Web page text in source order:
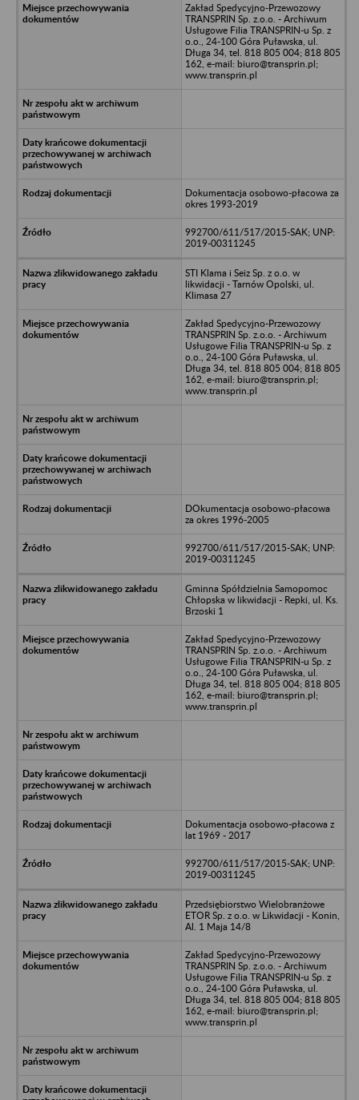
Zakład Spedycyjno-Przewozowy
TRANSPRIN Sp. z.o.o. - Archiwum
Usługowe Filia TRANSPRIN-u Sp. z
o.o., 24-100 Góra Puławska, ul.
Długa 34, tel. 818 805 004; 818 805
162, e-mail: biuro@transprin.pl;
www.transprin.pl
Dokumentacja osobowo-płacowa za
okres 1993-2019
992700/611/517/2015-SAK; UNP:
2019-00311245
STI Klama i Seiz Sp. z o.o. w
likwidacji - Tarnów Opolski, ul.
Klimasa 27
Zakład Spedycyjno-Przewozowy
TRANSPRIN Sp. z.o.o. - Archiwum
Usługowe Filia TRANSPRIN-u Sp. z
o.o., 24-100 Góra Puławska, ul.
Długa 34, tel. 818 805 004; 818 805
162, e-mail: biuro@transprin.pl;
www.transprin.pl
DOkumentacja osobowo-płacowa
za okres 1996-2005
992700/611/517/2015-SAK; UNP:
2019-00311245
Gminna Spółdzielnia Samopomoc
Chłopska w likwidacji - Repki, ul. Ks.
Brzoski 1
Zakład Spedycyjno-Przewozowy
TRANSPRIN Sp. z.o.o. - Archiwum
Usługowe Filia TRANSPRIN-u Sp. z
o.o., 24-100 Góra Puławska, ul.
Długa 34, tel. 818 805 004; 818 805
162, e-mail: biuro@transprin.pl;
www.transprin.pl
Dokumentacja osobowo-płacowa z
lat 1969 - 2017
992700/611/517/2015-SAK; UNP:
2019-00311245
Przedsiębiorstwo Wielobranżowe
ETOR Sp. z o.o. w Likwidacji - Konin,
Al. 1 Maja 14/8
Zakład Spedycyjno-Przewozowy
TRANSPRIN Sp. z.o.o. - Archiwum
Usługowe Filia TRANSPRIN-u Sp. z
o.o., 24-100 Góra Puławska, ul.
Długa 34, tel. 818 805 004; 818 805
162, e-mail: biuro@transprin.pl;
www.transprin.pl